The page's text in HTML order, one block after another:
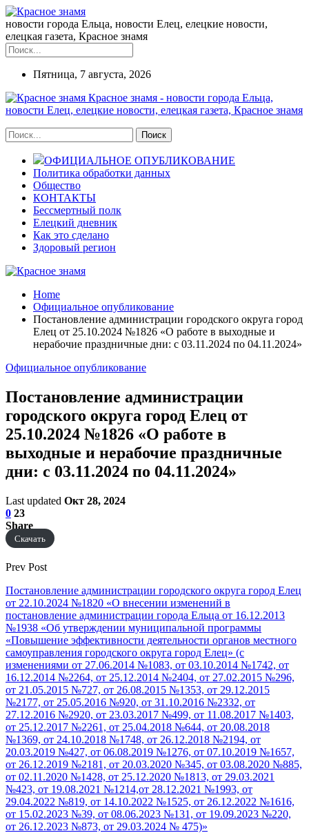
новости города Ельца, новости Елец, елецкие новости,
елецкая газета, Красное знамя
Пятница, 7 августа, 2026
Красное знамя - новости города Ельца,
новости Елец, елецкие новости, елецкая газета, Красное знамя
ОФИЦИАЛЬНОЕ ОПУБЛИКОВАНИЕ
Политика обработки данных
Общество
КОНТАКТЫ
Бессмертный полк
Елецкий дневник
Как это сделано
Здоровый регион
Home
Официальное опубликование
Постановление администрации городского округа город
Елец от 25.10.2024 №1826 «О работе в выходные и
нерабочие праздничные дни: с 03.11.2024 по 04.11.2024»
Официальное опубликование
Постановление администрации
городского округа город Елец от
25.10.2024 №1826 «О работе в
выходные и нерабочие праздничные
дни: с 03.11.2024 по 04.11.2024»
Last updated Окт 28, 2024
0 23
Share
Скачать
Prev Post
Постановление администрации городского округа город Елец
от 22.10.2024 №1820 «О внесении изменений в
постановление администрации города Ельца от 16.12.2013
№1938 «Об утверждении муниципальной программы
«Повышение эффективности деятельности органов местного
самоуправления городского округа город Елец» (с
изменениями от 27.06.2014 №1083, от 03.10.2014 №1742, от
16.12.2014 №2264, от 25.12.2014 №2404, от 27.02.2015 №296,
от 21.05.2015 №727, от 26.08.2015 №1353, от 29.12.2015
№2177, от 25.05.2016 №920, от 31.10.2016 №2332, от
27.12.2016 №2920, от 23.03.2017 №499, от 11.08.2017 №1403,
от 25.12.2017 №2261, от 25.04.2018 №644, от 20.08.2018
№1369, от 24.10.2018 №1748, от 26.12.2018 №2194, от
20.03.2019 №427, от 06.08.2019 №1276, от 07.10.2019 №1657,
от 26.12.2019 №2181, от 20.03.2020 №345, от 03.08.2020 №885,
от 02.11.2020 №1428, от 25.12.2020 №1813, от 29.03.2021
№423, от 19.08.2021 №1214,от 28.12.2021 №1993, от
29.04.2022 №819, от 14.10.2022 №1525, от 26.12.2022 №1616,
от 15.02.2023 №39, от 08.06.2023 №131, от 19.09.2023 №220,
от 26.12.2023 №873, от 29.03.2024 № 475)»